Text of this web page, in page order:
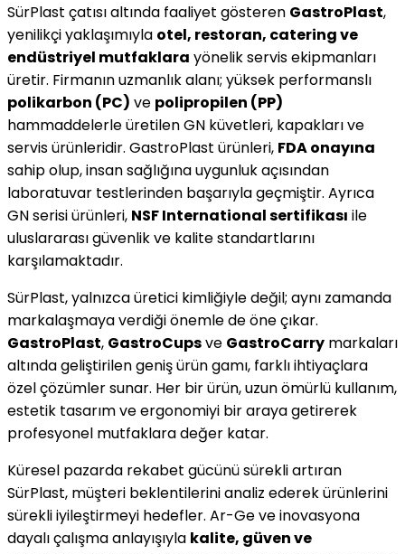
SürPlast çatısı altında faaliyet gösteren GastroPlast,
yenilikçi yaklaşımıyla otel, restoran, catering ve
endüstriyel mutfaklara yönelik servis ekipmanları
üretir. Firmanın uzmanlık alanı; yüksek performanslı
polikarbon (PC) ve polipropilen (PP)
hammaddelerle üretilen GN küvetleri, kapakları ve
servis ürünleridir. GastroPlast ürünleri, FDA onayına
sahip olup, insan sağlığına uygunluk açısından
laboratuvar testlerinden başarıyla geçmiştir. Ayrıca
GN serisi ürünleri, NSF International sertifikası ile
uluslararası güvenlik ve kalite standartlarını
karşılamaktadır.
SürPlast, yalnızca üretici kimliğiyle değil; aynı zamanda
markalaşmaya verdiği önemle de öne çıkar.
GastroPlast, GastroCupsve GastroCarry markaları
altında geliştirilen geniş ürün gamı, farklı ihtiyaçlara
özel çözümler sunar. Her bir ürün, uzun ömürlü kullanım,
estetik tasarım ve ergonomiyi bir araya getirerek
profesyonel mutfaklara değer katar.
Küresel pazarda rekabet gücünü sürekli artıran
SürPlast, müşteri beklentilerini analiz ederek ürünlerini
sürekli iyileştirmeyi hedefler. Ar-Ge ve inovasyona
dayalı çalışma anlayışıyla kalite, güven ve